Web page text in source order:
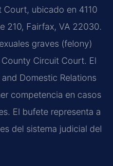
Court, ubicado en 4110
210, Fairfax, VA 22030.
graves (felony)
Circuit Court. El
Domestic Relations
competencia en casos
El bufete representa a
del sistema judicial del